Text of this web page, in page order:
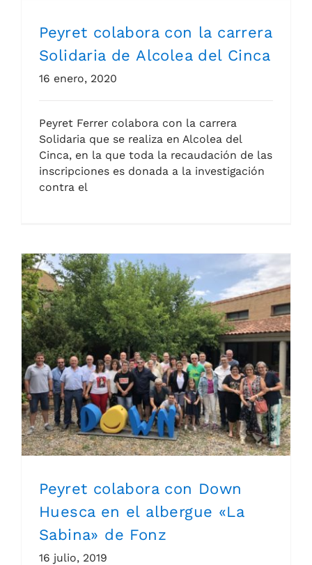
Peyret colabora con la carrera
Solidaria de Alcolea del Cinca
16 enero, 2020
Peyret Ferrer colabora con la carrera
Solidaria que se realiza en Alcolea del
Cinca, en la que toda la recaudación de las
inscripciones es donada a la investigación
contra el
Peyret colabora con Down
Huesca en el albergue «La
Sabina» de Fonz
16 julio, 2019